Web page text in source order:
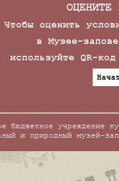
ОЦЕНИТЕ
Чтобы оценить
в Музее-
используйте QR-
бюджетное учреждение
и природный музей-